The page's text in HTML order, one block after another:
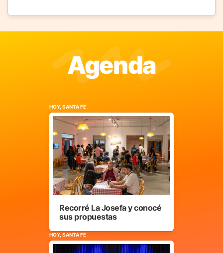
Agenda
HOY, SANTA FE
Recorré La Josefa y conocé
sus propuestas
HOY, SANTA FE